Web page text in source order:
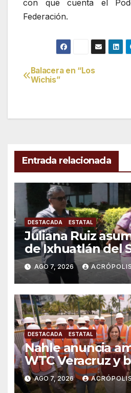
con que cuenta el
Federación.
Navegación
entradas
Balacera en “Los
Wichis”
Entrada relacionada
DESTACADA ESTATAL
Juliana Ruiz
de Ixhuatlán del
AGO 7, 2026
DESTACADA ESTATAL
Nahle anuncia
WTC Veracruz y
solución para
AGO 7, 2026